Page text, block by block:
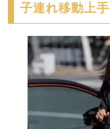
子連れ移動上手